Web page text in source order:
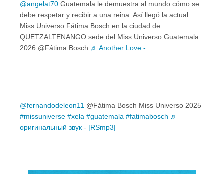
@angelat70 Guatemala le demuestra al mundo cómo se
debe respetar y recibir a una reina. Así llegó la actual
Miss Universo Fátima Bosch en la ciudad de
QUETZALTENANGO sede del Miss Universo Guatemala
2026 @Fátima Bosch ♬ Another Love -
@fernandodeleon11 @Fátima Bosch Miss Universo 2025
#missuniverse #xela #guatemala #fatimabosch ♬
оригинальный звук - |RSmp3|